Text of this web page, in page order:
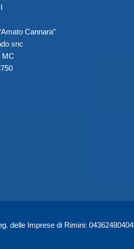
Cannara”
snc
MC
delle Imprese di Rimini: 04362480404